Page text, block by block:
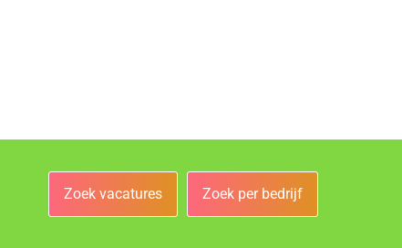
Zoek vacatures Zoek per bedrijf